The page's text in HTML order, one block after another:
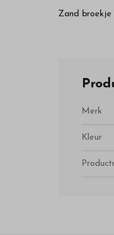
Zand broekje
Merk
Kleur